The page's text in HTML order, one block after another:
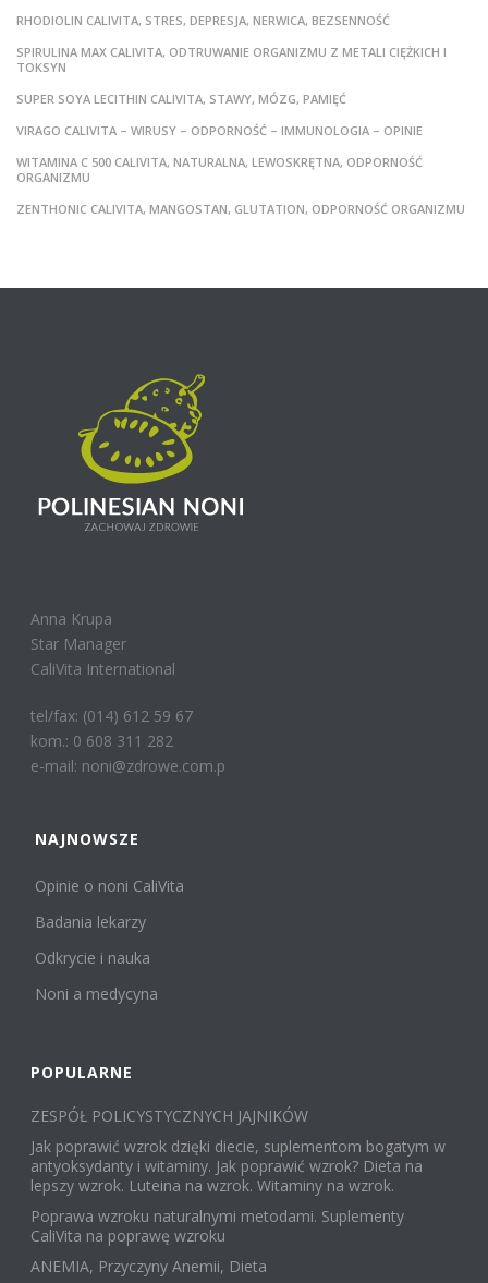
RHODIOLIN CALIVITA, STRES, DEPRESJA, NERWICA, BEZSENNOŚĆ
SPIRULINA MAX CALIVITA, ODTRUWANIE ORGANIZMU Z METALI CIĘŻKICH I
TOKSYN
SUPER SOYA LECITHIN CALIVITA, STAWY, MÓZG, PAMIĘĆ
VIRAGO CALIVITA – WIRUSY – ODPORNOŚĆ – IMMUNOLOGIA – OPINIE
WITAMINA C 500 CALIVITA, NATURALNA, LEWOSKRĘTNA, ODPORNOŚĆ
ORGANIZMU
ZENTHONIC CALIVITA, MANGOSTAN, GLUTATION, ODPORNOŚĆ ORGANIZMU
Anna Krupa
Star Manager
CaliVita International
tel/fax: (014) 612 59 67
kom.: 0 608 311 282
e-mail: noni@zdrowe.com.p
NAJNOWSZE
Opinie o noni CaliVita
Badania lekarzy
Odkrycie i nauka
Noni a medycyna
POPULARNE
ZESPÓŁ POLICYSTYCZNYCH JAJNIKÓW
Jak poprawić wzrok dzięki diecie, suplementom bogatym w
antyoksydanty i witaminy. Jak poprawić wzrok? Dieta na
lepszy wzrok. Luteina na wzrok. Witaminy na wzrok.
Poprawa wzroku naturalnymi metodami. Suplementy
CaliVita na poprawę wzroku
ANEMIA, Przyczyny Anemii, Dieta